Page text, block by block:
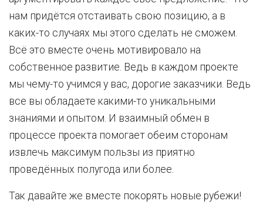
нам придётся отстаивать свою позицию, а в
каких-то случаях мы этого сделать не сможем.
Всё это вместе очень мотивировало на
собственное развитие. Ведь в каждом проекте
мы чему-то учимся у вас, дорогие заказчики. Ведь
все вы обладаете какими-то уникальными
знаниями и опытом. И взаимный обмен в
процессе проекта помогает обеим сторонам
извлечь максимум пользы из приятно
проведённых полугода или более.
Так давайте же вместе покорять новые рубежи!